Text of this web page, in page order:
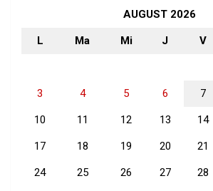
AUGUST 2026
L Ma Mi J V
3 4 5 6 7
10 11 12 13 14
17 18 19 20 21
24 25 26 27 28